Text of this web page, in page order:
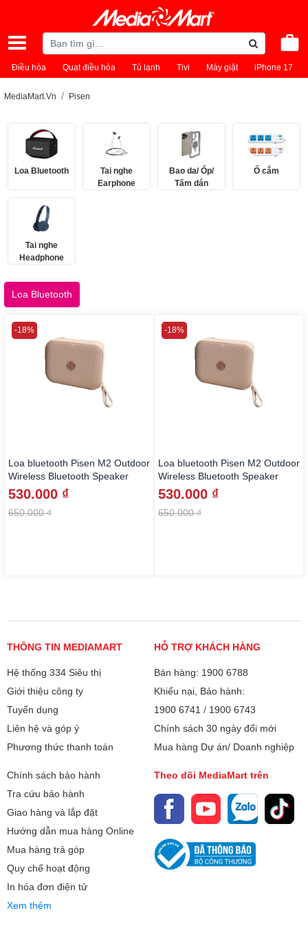
Điều hòa Quạt điều hòa Tủ lạnh Tivi Máy giặt iPhone 17
MediaMart.Vn Pisen
Loa Bluetooth
Tai nghe
Earphone
Bao da/ Ốp/
Tấm dán
Ổ cắm
Tai nghe
Headphone
Loa Bluetooth
Loa bluetooth Pisen M2 Outdoor
Wireless Bluetooth Speaker
530.000 ₫
650.000 ₫
-18%
Loa bluetooth Pisen M2 Outdoor
Wireless Bluetooth Speaker
530.000 ₫
650.000 ₫
-18%
THÔNG TIN MEDIAMART
Hệ thống 334 Siêu thị
Giới thiệu công ty
Tuyển dụng
Liên hệ và góp ý
Phương thức thanh toán
HỖ TRỢ KHÁCH HÀNG
Bán hàng: 1900 6788
Khiếu nại, Bảo hành:
1900 6741 / 1900 6743
Chính sách 30 ngày đổi mới
Mua hàng Dự án/ Doanh nghiệp
Chính sách bảo hành
Tra cứu bảo hành
Giao hàng và lắp đặt
Hướng dẫn mua hàng Online
Mua hàng trả góp
Quy chế hoạt động
In hóa đơn điện tử
Xem thêm
Theo dõi MediaMart trên